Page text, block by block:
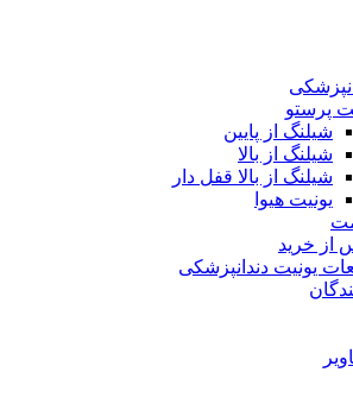
پرستو
شیلنگ از پایین
شیلنگ از بالا
شیلنگ از بالا قفل دار
یونیت هیوا
از خرید
یونیت دندانپزشکی